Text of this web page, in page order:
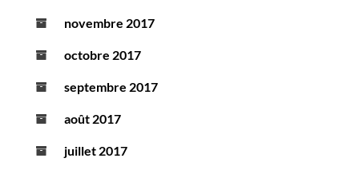
novembre 2017
octobre 2017
septembre 2017
août 2017
juillet 2017